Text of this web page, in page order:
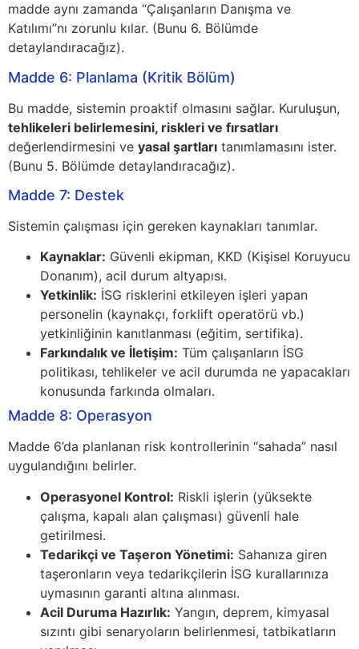
madde aynı zamanda “Çalışanların Danışma ve
Katılımı”nı zorunlu kılar. (Bunu 6. Bölümde
detaylandıracağız).
Madde 6: Planlama (Kritik Bölüm)
Bu madde, sistemin proaktif olmasını sağlar. Kuruluşun,
tehlikeleri belirlemesini, riskleri ve fırsatları
değerlendirmesini ve yasal şartları tanımlamasını ister.
(Bunu 5. Bölümde detaylandıracağız).
Madde 7: Destek
Sistemin çalışması için gereken kaynakları tanımlar.
Kaynaklar: Güvenli ekipman, KKD (Kişisel Koruyucu
Donanım), acil durum altyapısı.
Yetkinlik: İSG risklerini etkileyen işleri yapan
personelin (kaynakçı, forklift operatörü vb.)
yetkinliğinin kanıtlanması (eğitim, sertifika).
Farkındalık ve İletişim: Tüm çalışanların İSG
politikası, tehlikeler ve acil durumda ne yapacakları
konusunda farkında olmaları.
Madde 8: Operasyon
Madde 6’da planlanan risk kontrollerinin “sahada” nasıl
uygulandığını belirler.
Operasyonel Kontrol: Riskli işlerin (yüksekte
çalışma, kapalı alan çalışması) güvenli hale
getirilmesi.
Tedarikçi ve Taşeron Yönetimi: Sahanıza giren
taşeronların veya tedarikçilerin İSG kurallarınıza
uymasının garanti altına alınması.
Acil Duruma Hazırlık: Yangın, deprem, kimyasal
sızıntı gibi senaryoların belirlenmesi, tatbikatların